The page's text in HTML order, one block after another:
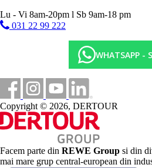
restaurante
baruri
Categoria oficiala
Site web
https://www.wyndhamhotels.com/
thailand/ramada-plaza-bangkok-
Galerie foto
Lu - Vi 8am-20pm l Sb 9am-18 pm
031 22 99 222
WHATSAPP -
Copyright © 2026, DERTOUR
Facem parte din REWE Group si din
mai mare grup central-european din